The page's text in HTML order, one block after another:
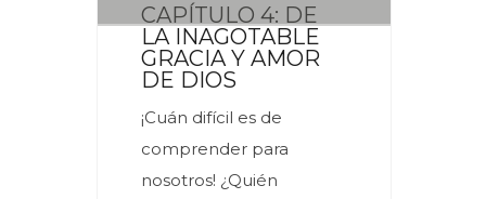
CAPÍTULO 4: DE
LA INAGOTABLE
GRACIA Y AMOR
DE DIOS
¡Cuán difícil es de
comprender para
nosotros! ¿Quién